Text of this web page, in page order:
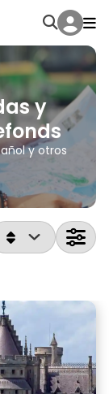
y
y otros